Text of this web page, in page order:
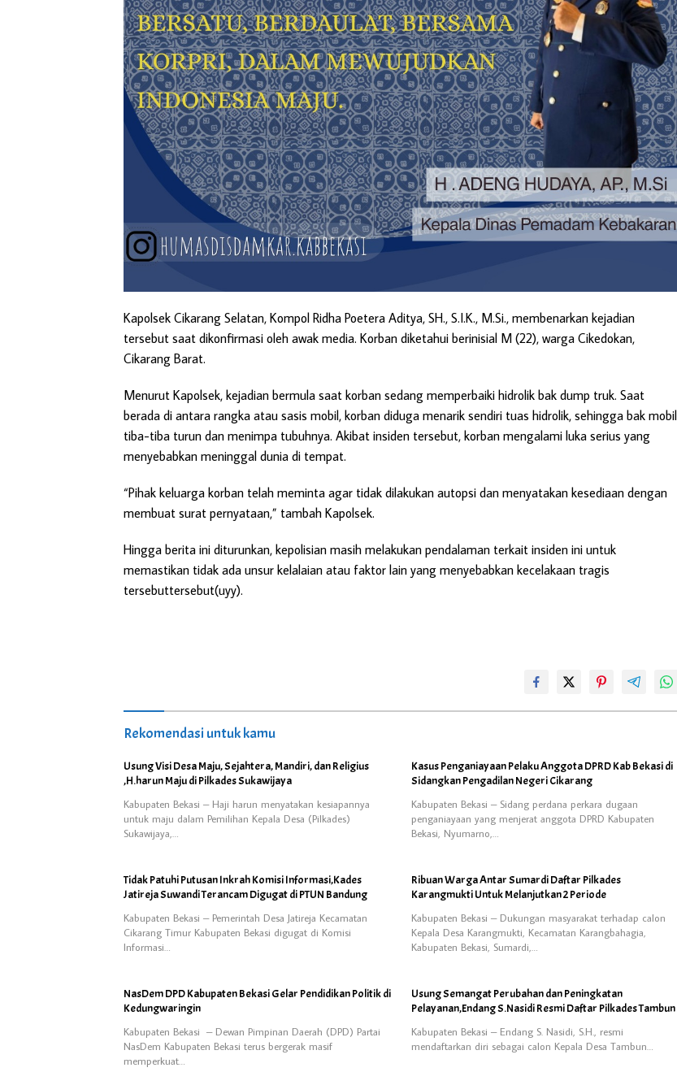
Kapolsek Cikarang Selatan, Kompol Ridha Poetera Aditya, SH., S.I.K., M.Si., membenarkan kejadian
tersebut saat dikonfirmasi oleh awak media. Korban diketahui berinisial M (22), warga Cikedokan,
Cikarang Barat.
Menurut Kapolsek, kejadian bermula saat korban sedang memperbaiki hidrolik bak dump truk. Saat
berada di antara rangka atau sasis mobil, korban diduga menarik sendiri tuas hidrolik, sehingga bak mobil
tiba-tiba turun dan menimpa tubuhnya. Akibat insiden tersebut, korban mengalami luka serius yang
menyebabkan meninggal dunia di tempat.
“Pihak keluarga korban telah meminta agar tidak dilakukan autopsi dan menyatakan kesediaan dengan
membuat surat pernyataan,” tambah Kapolsek.
Hingga berita ini diturunkan, kepolisian masih melakukan pendalaman terkait insiden ini untuk
memastikan tidak ada unsur kelalaian atau faktor lain yang menyebabkan kecelakaan tragis
tersebuttersebut(uyy).
Rekomendasi untuk kamu
Usung Visi Desa Maju, Sejahtera, Mandiri, dan Religius
,H.harun Maju di Pilkades Sukawijaya
Kabupaten Bekasi – Haji harun menyatakan kesiapannya
untuk maju dalam Pemilihan Kepala Desa (Pilkades)
Sukawijaya,…
Kasus Penganiayaan Pelaku Anggota DPRD Kab Bekasi di
Sidangkan Pengadilan Negeri Cikarang
Kabupaten Bekasi – Sidang perdana perkara dugaan
penganiayaan yang menjerat anggota DPRD Kabupaten
Bekasi, Nyumarno,…
Tidak Patuhi Putusan Inkrah Komisi Informasi,Kades
Jatireja Suwandi Terancam Digugat di PTUN Bandung
Kabupaten Bekasi – Pemerintah Desa Jatireja Kecamatan
Cikarang Timur Kabupaten Bekasi digugat di Komisi
Informasi…
Ribuan Warga Antar Sumardi Daftar Pilkades
Karangmukti Untuk Melanjutkan 2 Periode
Kabupaten Bekasi – Dukungan masyarakat terhadap calon
Kepala Desa Karangmukti, Kecamatan Karangbahagia,
Kabupaten Bekasi, Sumardi,…
NasDem DPD Kabupaten Bekasi Gelar Pendidikan Politik di
Kedungwaringin
Kabupaten Bekasi – Dewan Pimpinan Daerah (DPD) Partai
NasDem Kabupaten Bekasi terus bergerak masif
memperkuat…
Usung Semangat Perubahan dan Peningkatan
Pelayanan,Endang S.Nasidi Resmi Daftar Pilkades Tambun
Kabupaten Bekasi – Endang S. Nasidi, S.H., resmi
mendaftarkan diri sebagai calon Kepala Desa Tambun…